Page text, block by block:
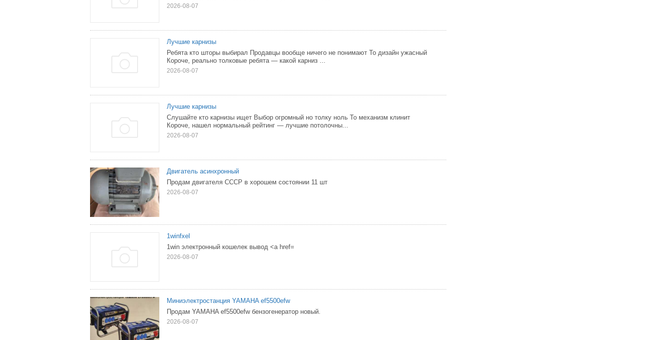
2026-08-07
Лучшие карнизы
Ребята кто шторы выбирал Продавцы вообще ничего не понимают То дизайн ужасный
Короче, реально толковые ребята — какой карниз ...
2026-08-07
Лучшие карнизы
Слушайте кто карнизы ищет Выбор огромный но толку ноль То механизм клинит
Короче, нашел нормальный рейтинг — лучшие потолочны...
2026-08-07
Двигатель асинхронный
Продам двигателя СССР в хорошем состоянии 11 шт
2026-08-07
1winfxel
1win электронный кошелек вывод <a href=
2026-08-07
Миниэлектростанция YAMAHA ef5500efw
Продам YAMAHA ef5500efw бензогенератор новый.
2026-08-07